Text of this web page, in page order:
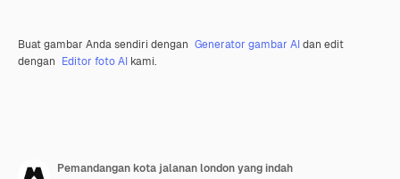
Buat gambar Anda sendiri dengan Generator gambar AIdan edit
dengan Editor foto AI kami.
Pemandangan kota jalanan london yang indah